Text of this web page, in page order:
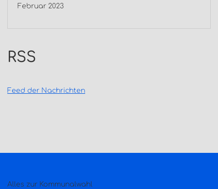
Februar 2023
RSS
Feed der Nachrichten
Alles zur Kommunalwahl